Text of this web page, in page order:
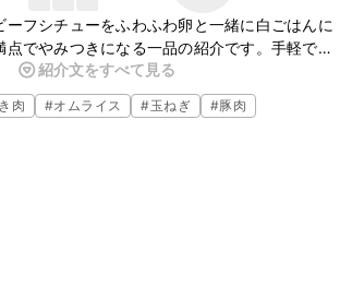
ーフシチューをふわふわ卵と一緒に白ごはんに
でやみつきになる一品の紹介です。手軽で簡
ごはんや晩ごはんなどにぜひ、作ってみてはい
紹介文をすべて見る
肉 #オムライス #玉ねぎ #豚肉